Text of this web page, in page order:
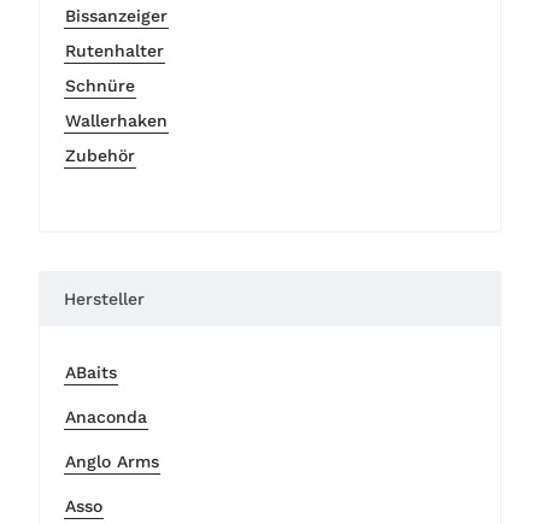
Bissanzeiger
Rutenhalter
Schnüre
Wallerhaken
Zubehör
Hersteller
ABaits
Anaconda
Anglo Arms
Asso